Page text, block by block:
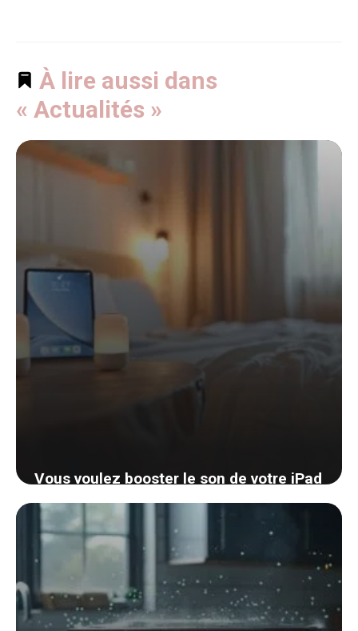
À lire aussi dans
« Actualités »
Vous voulez booster le son de votre iPad
? Découvrez une astuce simple et
presque gratuite
4 septembre 2024